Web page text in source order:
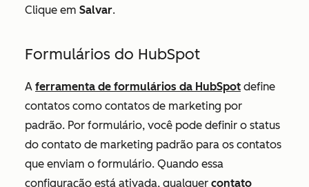
Clique em Salvar.
Formulários do HubSpot
A ferramenta de formulários da HubSpot define
contatos como contatos de marketing por
padrão. Por formulário, você pode definir o status
do contato de marketing padrão para os contatos
que enviam o formulário. Quando essa
configuração está ativada, qualquer contato